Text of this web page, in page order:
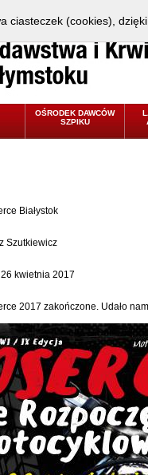
OŚRODEK DAWCÓW
SZPIKU
Białystok
Szutkiewicz
kwietnia 2017
2017 zakończone. Udało
ciasteczek (cookies),